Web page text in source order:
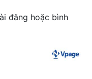
đăng hoặc bình